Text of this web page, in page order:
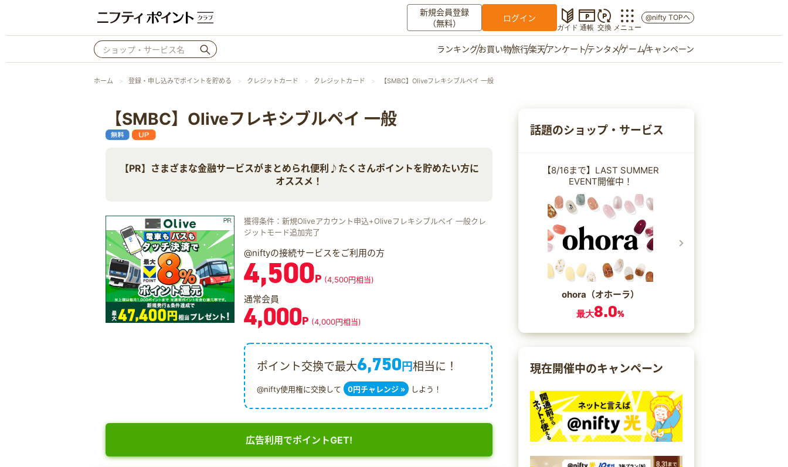
新規会員登録
（無料）
ログイン
ガイド 通帳 交換 メニュー
その他
お知らせ
初心者ガイド
よくある質問
ご意見箱
@nifty TOPへ
ランキングお買い物旅行楽天アンケートテンタメゲームキャンペーン
ホーム 登録・申し込みでポイントを貯める クレジットカード クレジットカード 【SMBC】Oliveフレキシブルペイ 一般
【SMBC】Oliveフレキシブルペイ 一般
【PR】さまざまな金融サービスがまとめられ便利♪たくさんポイントを貯めたい方に
オススメ！
獲得条件：新規Oliveアカウント申込+Oliveフレキシブルペイ 一般クレ
ジットモード追加完了
@niftyの接続サービスをご利用の方
4,500P (4,500円相当)
通常会員
4,000P (4,000円相当)
ポイント交換で最大6,750円相当に！
@nifty使用権に交換して 0円チャレンジ » しよう！
広告利用でポイントGET!
話題のショップ・サービス
【8/16まで】LAST SUMMER
EVENT開催中！
ohora（オホーラ）
最大8.0%
現在開催中のキャンペーン